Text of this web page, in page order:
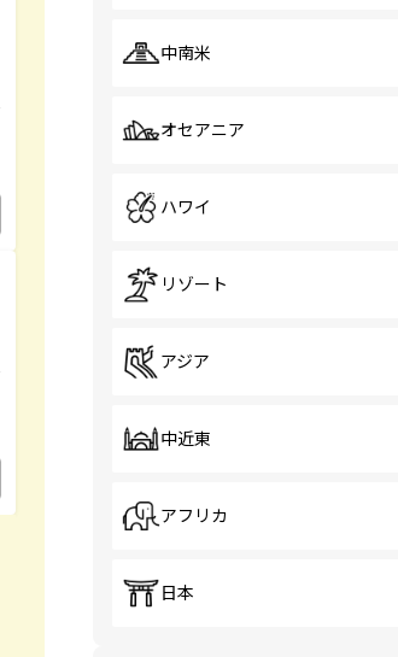
中南米
オセアニア
ハワイ
リゾート
アジア
中近東
アフリカ
日本